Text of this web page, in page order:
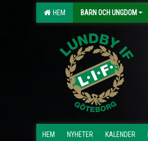
HEM BARN OCH UNGDOM
HEM NYHETER KALENDER